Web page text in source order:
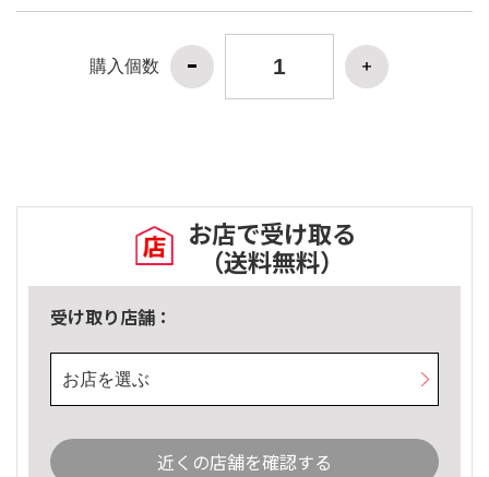
購入個数
お店で受け取る
（送料無料）
受け取り店舗：
お店を選ぶ
近くの店舗を確認する